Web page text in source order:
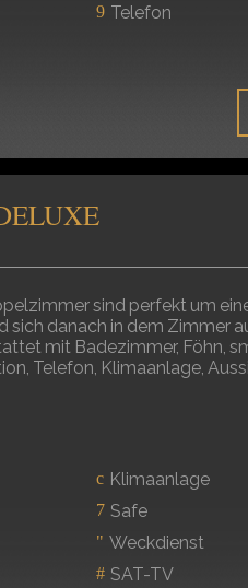
Telefon
sind perfekt um
sich danach in dem Zimmer
mit Badezimmer, Föhn,
Telefon, Klimaanlage,
Klimaanlage
Safe
Weckdienst
SAT-TV